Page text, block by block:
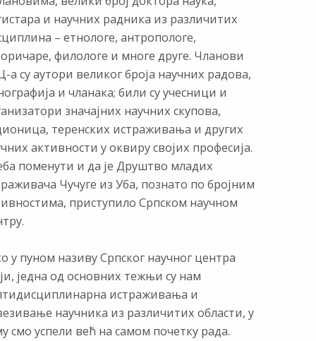
и научних радника из различитих
– етнологе, антропологе,
филологе и многе друге. Чланови
а су аутори великог броја научних радова,
и чланака; били су учесници и
значајних научних скупова,
теренских истраживања и других
активности у оквиру својих професија.
поменути и да је Друштво младих
Чучуге из Уба, познато по бројним
приступило Српском научном
у пуном називу Српског научног центра
једна од основних тежњи су нам
истраживања и
научника из различитих области, у
смо успели већ на самом почетку рада.